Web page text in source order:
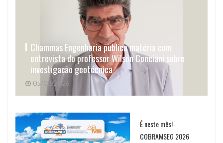
Chammas Engenharia publica matéria com
entrevista do professor Wilson Conciani sobre
investigação geotécnica
05/08/2026
É neste mês!
COBRAMSEG 2026